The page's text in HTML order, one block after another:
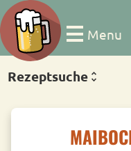
Menu
Rezeptsuche